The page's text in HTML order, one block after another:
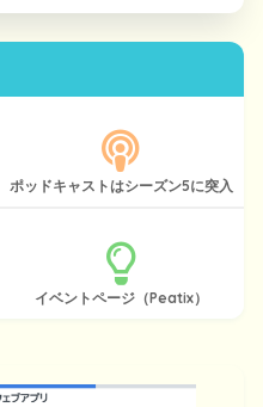
ポッドキャストはシーズン5に突入
イベントページ（Peatix）